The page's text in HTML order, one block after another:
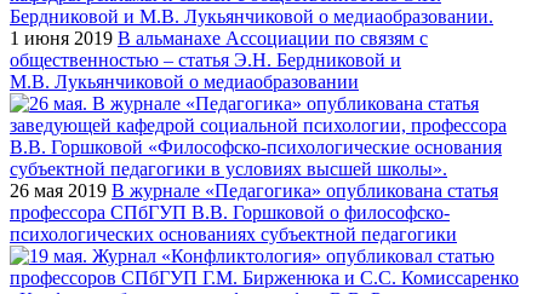
1 июня 2019 В альманахе Ассоциации по связям с
общественностью – статья Э.Н. Бердниковой и
М.В. Лукьянчиковой о медиаобразовании
26 мая 2019 В журнале «Педагогика» опубликована статья
профессора СПбГУП В.В. Горшковой о философско-
психологических основаниях субъектной педагогики